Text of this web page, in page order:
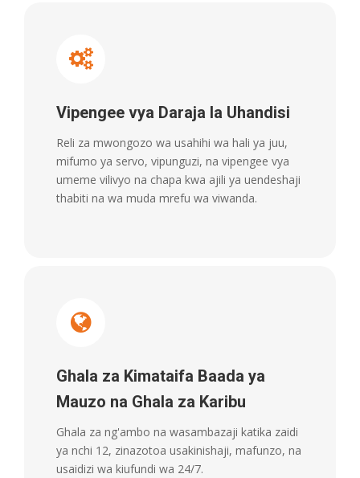
Vipengee vya Daraja la Uhandisi
Reli za mwongozo wa usahihi wa hali ya juu,
mifumo ya servo, vipunguzi, na vipengee vya
umeme vilivyo na chapa kwa ajili ya uendeshaji
thabiti na wa muda mrefu wa viwanda.
Ghala za Kimataifa Baada ya
Mauzo na Ghala za Karibu
Ghala za ng'ambo na wasambazaji katika zaidi
ya nchi 12, zinazotoa usakinishaji, mafunzo, na
usaidizi wa kiufundi wa 24/7.